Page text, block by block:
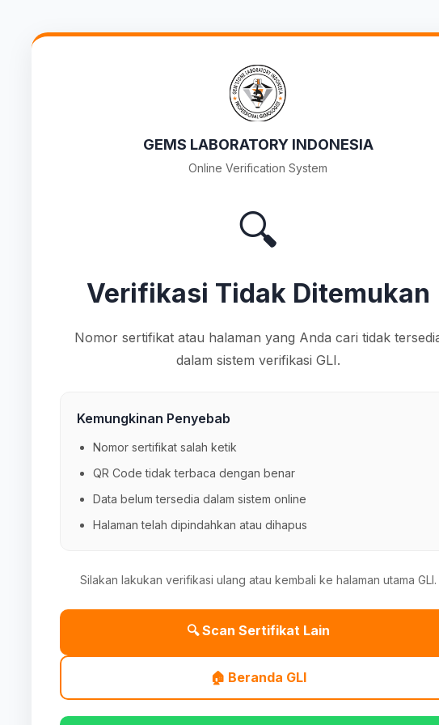
GEMS LABORATORY INDONESIA
Online Verification System
🔍
Verifikasi Tidak Ditemukan
Nomor sertifikat atau halaman yang Anda cari tidak
dalam sistem verifikasi GLI.
Kemungkinan Penyebab
Nomor sertifikat salah ketik
QR Code tidak terbaca dengan benar
Data belum tersedia dalam sistem online
Halaman telah dipindahkan atau dihapus
Silakan lakukan verifikasi ulang atau kembali ke halaman utama GLI.
🔍 Scan Sertifikat Lain
🏠 Beranda GLI